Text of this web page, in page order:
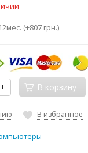
(+807 грн.)
+ В корзину
В избранное